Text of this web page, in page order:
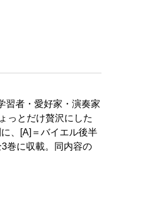
習者・愛好家・演奏家
っとだけ贅沢にした
、[A]＝バイエル後半
巻に収載。同内容の